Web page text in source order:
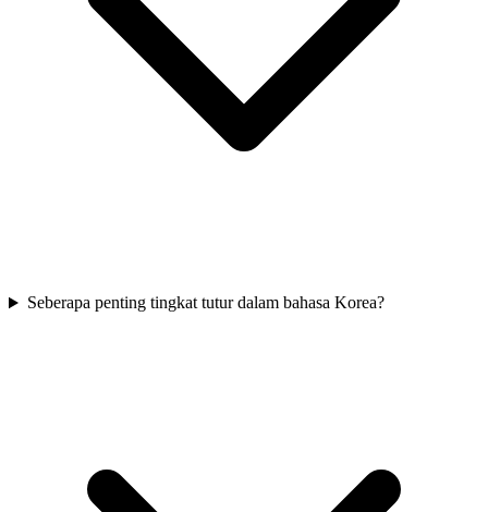
Seberapa penting tingkat tutur dalam bahasa Korea?